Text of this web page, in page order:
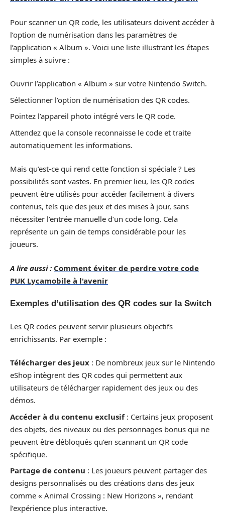
Pour scanner un QR code, les utilisateurs doivent accéder à
l’option de numérisation dans les paramètres de
l’application « Album ». Voici une liste illustrant les étapes
simples à suivre :
Ouvrir l’application « Album » sur votre Nintendo Switch.
Sélectionner l’option de numérisation des QR codes.
Pointez l’appareil photo intégré vers le QR code.
Attendez que la console reconnaisse le code et traite
automatiquement les informations.
Mais qu’est-ce qui rend cette fonction si spéciale ? Les
possibilités sont vastes. En premier lieu, les QR codes
peuvent être utilisés pour accéder facilement à divers
contenus, tels que des jeux et des mises à jour, sans
nécessiter l’entrée manuelle d’un code long. Cela
représente un gain de temps considérable pour les
joueurs.
A lire aussi : Comment éviter de perdre votre code
PUK Lycamobile à l'avenir
Exemples d’utilisation des QR codes sur la Switch
Les QR codes peuvent servir plusieurs objectifs
enrichissants. Par exemple :
Télécharger des jeux : De nombreux jeux sur le Nintendo
eShop intègrent des QR codes qui permettent aux
utilisateurs de télécharger rapidement des jeux ou des
démos.
Accéder à du contenu exclusif: Certains jeux proposent
des objets, des niveaux ou des personnages bonus qui ne
peuvent être débloqués qu’en scannant un QR code
spécifique.
Partage de contenu : Les joueurs peuvent partager des
designs personnalisés ou des créations dans des jeux
comme « Animal Crossing : New Horizons », rendant
l’expérience plus interactive.